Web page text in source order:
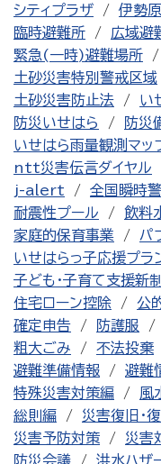
シティプラザ 伊勢
臨時避難所
広域避
緊急(一時)避難場所
土砂災害特別警戒区域
土砂災害防止法
い
防災いせはら
防災
いせはら雨量観測マッ
ntt災害伝言ダイヤル
j-alert
全国瞬時
耐震性プール
飲料
家庭的保育事業
パ
いせはらっ子応援プラ
子ども・子育て支援新
住宅ローン控除
公
確定申告
防護服
粗大ごみ
不法投棄
避難準備情報
避難
特殊災害対策編
風
総則編
災害復旧・
災害予防対策
災害
防災会議
洪水ハザ